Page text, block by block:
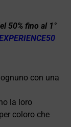
50% fino al 1°
con una
la loro
coloro che